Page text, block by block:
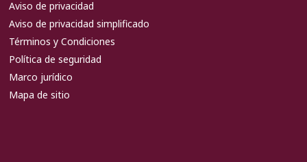
Aviso de privacidad
Aviso de privacidad simplificado
Términos y Condiciones
Política de seguridad
Marco jurídico
Mapa de sitio